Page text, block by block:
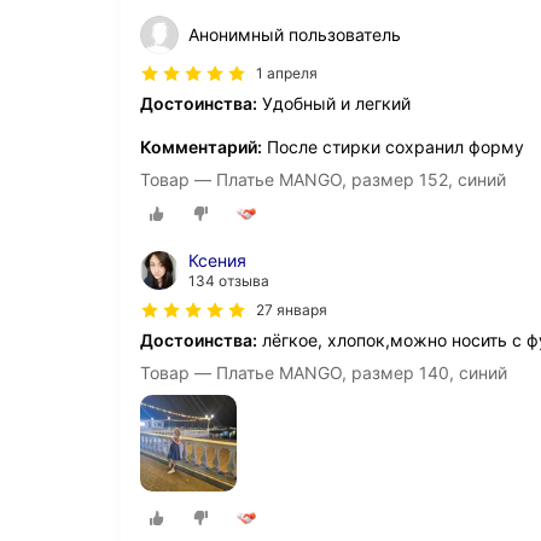
Анонимный пользователь
1 апреля
Достоинства: Удобный и легкий
Комментарий: После стирки сохранил форму
Товар — Платье MANGO, размер 152, синий
Ксения
134 отзыва
27 января
Достоинства: лёгкое, хлопок,можно носить с
Товар — Платье MANGO, размер 140, синий